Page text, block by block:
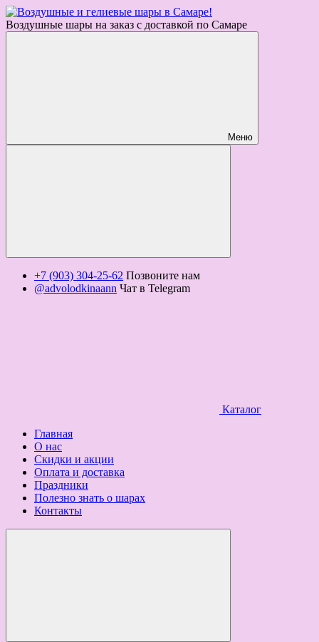
Воздушные шары на заказ с доставкой по Самаре
Меню
+7 (903) 304-25-62 Позвоните нам
@advolodkinaann Чат в Telegram
Каталог
Главная
О нас
Скидки и акции
Оплата и доставка
Праздники
Полезно знать о шарах
Контакты